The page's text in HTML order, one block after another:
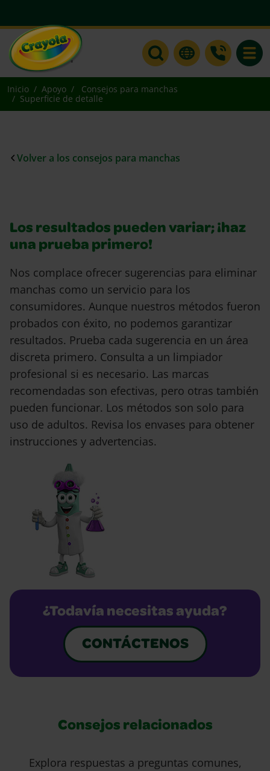
Inicio Apoyo
Consejos para manchas
Superficie de detalle
Volver a los consejos para manchas
Los resultados pueden variar; ¡haz
una prueba primero!
Nos complace ofrecer sugerencias para eliminar
manchas como un servicio para los
consumidores. Aunque nuestros métodos fueron
probados con éxito, no podemos garantizar
resultados. Prueba cada sugerencia en un área
discreta primero. Consulta a un limpiador
profesional si es necesario. Las marcas
recomendadas son efectivas, pero otras también
pueden funcionar. Los métodos son solo para
uso de adultos. Revisa los envases para obtener
instrucciones y advertencias.
¿Todavía necesitas ayuda?
CONTÁCTENOS
Consejos relacionados
Explora respuestas a preguntas comunes,